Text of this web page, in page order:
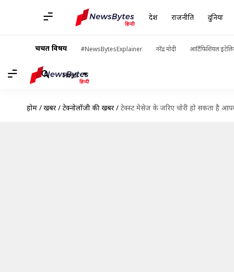
देश राजनीति दुनिया
चर्चित विषय #NewsBytesExplainer नरेंद्र मोदी आर्टिफिशियल
Hindi
होम / खबरें / टेक्नोलॉजी की खबरें / टेक्स्ट मेसेज के जरिए चोरी हो सकता है